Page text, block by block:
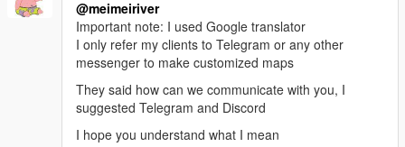
@meimeiriver
Important note: I used Google translator
I only refer my clients to Telegram or any other
messenger to make customized maps
They said how can we communicate with you, I
suggested Telegram and Discord
I hope you understand what I mean